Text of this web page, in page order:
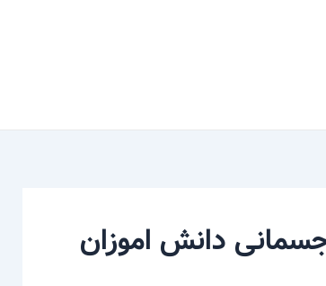
دانش اموزان